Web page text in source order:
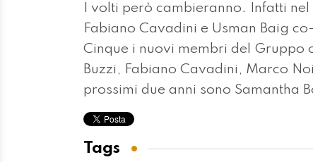
I volti però cambieranno. Infatti
Fabiano Cavadini e Usman Baig
Cinque i nuovi membri del Gruppo
Buzzi, Fabiano Cavadini, Marco
prossimi due anni sono Samantha
Tags